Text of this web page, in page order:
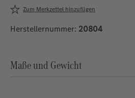
Zum Merkzettel hinzufügen
Herstellernummer: 20804
Maße und Gewicht